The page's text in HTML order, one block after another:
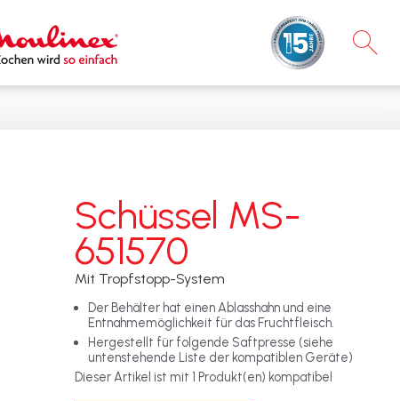
×
Schüssel MS-
651570
Mit Tropfstopp-System
Der Behälter hat einen Ablasshahn und eine
Entnahmemöglichkeit für das Fruchtfleisch.
Hergestellt für folgende Saftpresse (siehe
untenstehende Liste der kompatiblen Geräte)
Dieser Artikel ist mit 1 Produkt(en) kompatibel